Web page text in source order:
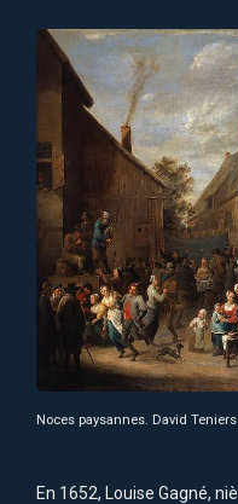
Noces paysannes. David
En 1652, Louise Gagné,